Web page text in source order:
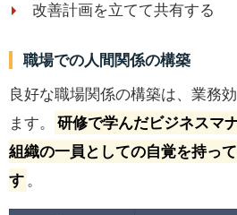
改善計画を立てて共有する
職場での人間関係の構築
良好な職場関係の構築は、業務
ます。
研修で学んだビジネスマ
組織の一員としての自覚を持っ
す 。